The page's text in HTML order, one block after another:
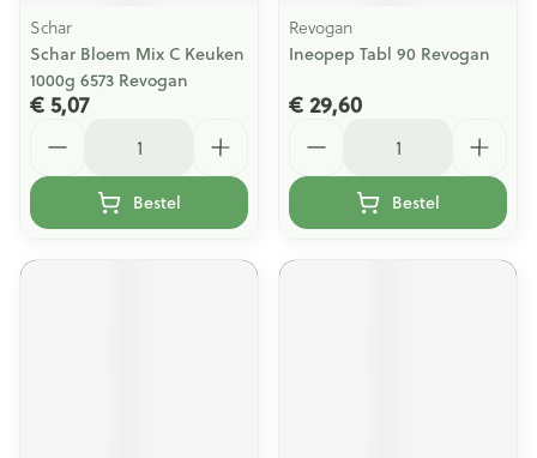
Schar
Schar Bloem Mix C Keuken
1000g 6573 Revogan
€ 5,07
Bestel
Revogan
Ineopep Tabl 90 Revogan
€ 29,60
Bestel